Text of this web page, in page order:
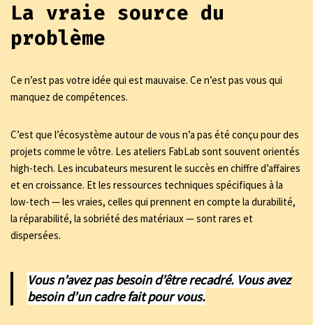
La vraie source du
problème
Ce n’est pas votre idée qui est mauvaise. Ce n’est pas vous qui
manquez de compétences.
C’est que l’écosystème autour de vous n’a pas été conçu pour des
projets comme le vôtre. Les ateliers FabLab sont souvent orientés
high-tech. Les incubateurs mesurent le succès en chiffre d’affaires
et en croissance. Et les ressources techniques spécifiques à la
low-tech — les vraies, celles qui prennent en compte la durabilité,
la réparabilité, la sobriété des matériaux — sont rares et
dispersées.
Vous n’avez pas besoin d’être recadré. Vous avez
besoin d’un cadre fait pour vous.